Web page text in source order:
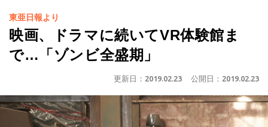
東亜日報より
映画、ドラマに続いてVR体験館ま
で…「ゾンビ全盛期」
更新日： 2019.02.23 公開日： 2019.02.23